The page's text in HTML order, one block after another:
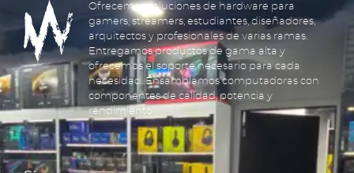
Ofrecemos soluciones de hardware para
gamers, streamers, estudiantes, diseñadores,
arquitectos y profesionales de varias ramas.
Entregamos productos de gama alta y
ofrecemos el soporte necesario para cada
necesidad. Ensamblamos computadoras con
componentes de calidad, potencia y
rendimiento.